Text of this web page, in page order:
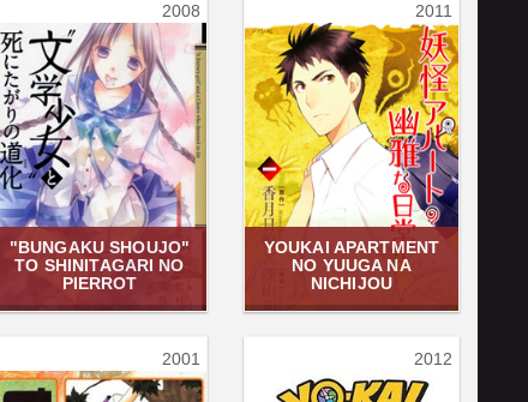
2008
"BUNGAKU SHOUJO"
TO SHINITAGARI NO
PIERROT
2011
YOUKAI APARTMENT
NO YUUGA NA
NICHIJOU
2001 2012